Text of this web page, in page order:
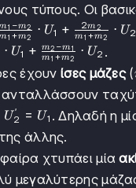
τύπους. Οι
-
+
m_2}
1 +m2
1 −m2 ⋅ U1 + m1 +m2
2m2 ⋅ U2
⋅ U1 + m1 +m2
m2 −m1 ⋅ U2 .
έχουν ίσες μάζες(
U_2'
U_1
U2
′ = U1 . Δηλαδή η
άλλης.
χτυπάει μία
μεγαλύτερης